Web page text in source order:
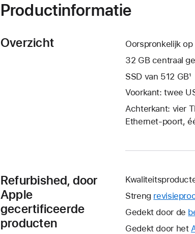
Productinformatie
Overzicht
Oorspronkelijk
32 GB centraal
SSD van 512 GB¹
Voorkant: twee
Achterkant: vier
Ethernet-poort,
Refurbished, door
Apple
gecertificeerde
producten
Streng
Gedekt door de
Gedekt door het